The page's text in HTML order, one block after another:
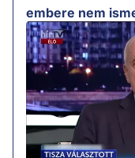
embere nem